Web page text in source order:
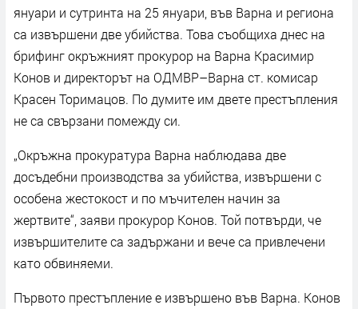
януари и сутринта на 25 януари, във Варна и региона
са извършени две убийства. Това съобщиха днес на
брифинг окръжният прокурор на Варна Красимир
Конов и директорът на ОДМВР–Варна ст. комисар
Красен Торимацов. По думите им двете престъпления
не са свързани помежду си.
„Окръжна прокуратура Варна наблюдава две
досъдебни производства за убийства, извършени с
особена жестокост и по мъчителен начин за
жертвите“, заяви прокурор Конов. Той потвърди, че
извършителите са задържани и вече са привлечени
като обвиняеми.
Първото престъпление е извършено във Варна. Конов